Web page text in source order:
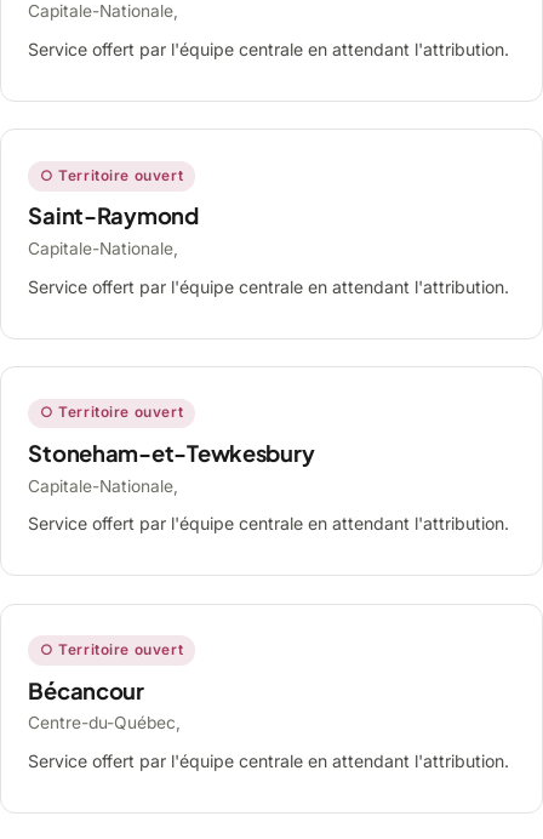
Capitale-Nationale,
Service offert par l'équipe centrale en attendant l'attribution.
○ Territoire ouvert
Saint-Raymond
Capitale-Nationale,
Service offert par l'équipe centrale en attendant l'attribution.
○ Territoire ouvert
Stoneham-et-Tewkesbury
Capitale-Nationale,
Service offert par l'équipe centrale en attendant l'attribution.
○ Territoire ouvert
Bécancour
Centre-du-Québec,
Service offert par l'équipe centrale en attendant l'attribution.